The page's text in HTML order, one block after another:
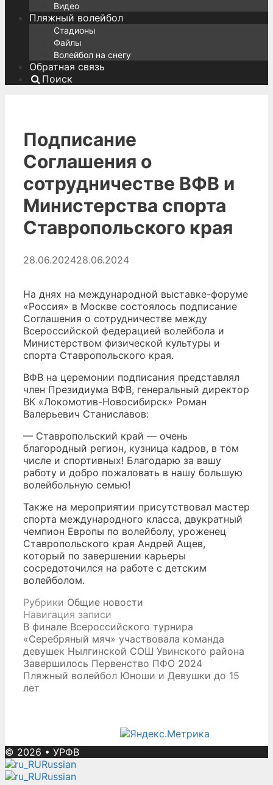
Видео
Пляжный волейбол
Стадионы
Файлы
Волейбол на снегу
Обратная связь
Поиск
Подписание
Соглашения о
сотрудничестве ВФВ и
Министерства спорта
Ставропольского края
28.06.202428.06.2024
На днях на международной выставке-форуме
«Россия» в Москве состоялось подписание
Соглашения о сотрудничестве между
Всероссийской федерацией волейбола и
Министерством физической культуры и
спорта Ставропольского края.
ВФВ на церемонии подписания представлял
член Президиума ВФВ, генеральный директор
ВК «Локомотив-Новосибирск» Роман
Валерьевич Станиславов:
— Ставропольский край — очень
благородный регион, кузница кадров, в том
числе и спортивных! Благодарю за вашу
работу и добро пожаловать в нашу большую
волейбольную семью!
Также на мероприятии присутствовал мастер
спорта международного класса, двукратный
чемпион Европы по волейболу, уроженец
Ставропольского края Андрей Ащев,
который по завершении карьеры
сосредоточился на работе с детским
волейболом.
Рубрики Общие новости
Навигация записи
В финале Всероссийского турнира
«Серебряный мяч» участвовала команда
девушек Нылгинской СОШ Увинского района
Завершилось Первенство ПФО 2024
Пляжный волейбол Юноши и Девушки до 15
лет
© 2026 • УРФВ
Russian
Russian